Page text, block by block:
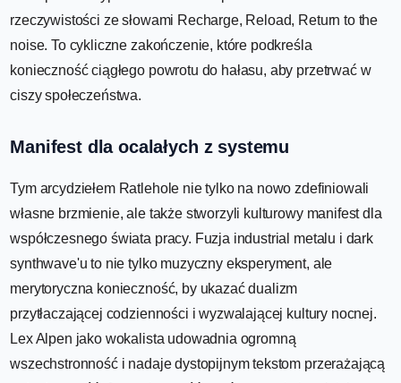
rzeczywistości ze słowami Recharge, Reload, Return to the
noise. To cykliczne zakończenie, które podkreśla
konieczność ciągłego powrotu do hałasu, aby przetrwać w
ciszy społeczeństwa.
Manifest dla ocalałych z systemu
Tym arcydziełem Ratlehole nie tylko na nowo zdefiniowali
własne brzmienie, ale także stworzyli kulturowy manifest dla
współczesnego świata pracy. Fuzja industrial metalu i dark
synthwave'u to nie tylko muzyczny eksperyment, ale
merytoryczna konieczność, by ukazać dualizm
przytłaczającej codzienności i wyzwalającej kultury nocnej.
Lex Alpen jako wokalista udowadnia ogromną
wszechstronność i nadaje dystopijnym tekstom przerażającą